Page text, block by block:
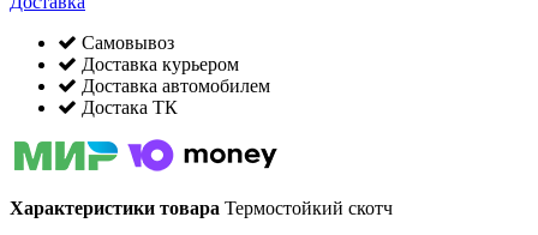
Самовывоз
Доставка курьером
Доставка автомобилем
Достака ТК
Характеристики товара Термостойкий скотч